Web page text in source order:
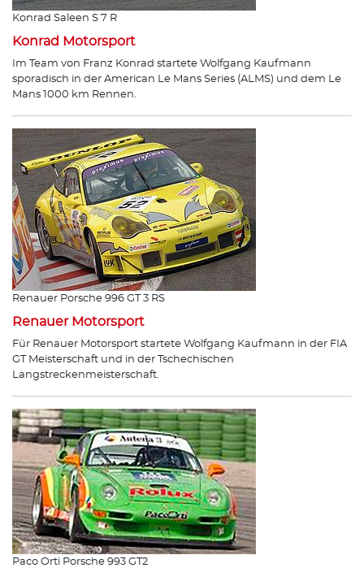
Konrad Saleen S 7 R
Konrad Motorsport
Im Team von Franz Konrad startete Wolfgang Kaufmann
sporadisch in der American Le Mans Series (ALMS) und dem Le
Mans 1000 km Rennen.
Renauer Porsche 996 GT 3 RS
Renauer Motorsport
Für Renauer Motorsport startete Wolfgang Kaufmann in der FIA
GT Meisterschaft und in der Tschechischen
Langstreckenmeisterschaft.
Paco Orti Porsche 993 GT2